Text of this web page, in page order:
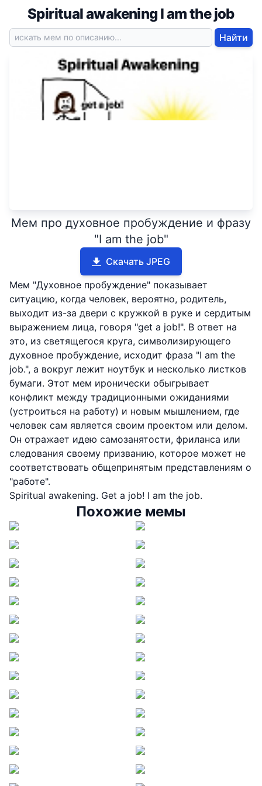
Spiritual awakening I am the job
Найти
Мем про духовное пробуждение и фразу
"I am the job"
Скачать JPEG
Мем "Духовное пробуждение" показывает
ситуацию, когда человек, вероятно, родитель,
выходит из-за двери с кружкой в руке и сердитым
выражением лица, говоря "get a job!". В ответ на
это, из светящегося круга, символизирующего
духовное пробуждение, исходит фраза "I am the
job.", а вокруг лежит ноутбук и несколько листков
бумаги. Этот мем иронически обыгрывает
конфликт между традиционными ожиданиями
(устроиться на работу) и новым мышлением, где
человек сам является своим проектом или делом.
Он отражает идею самозанятости, фриланса или
следования своему призванию, которое может не
соответствовать общепринятым представлениям о
"работе".
Spiritual awakening. Get a job! I am the job.
Похожие мемы